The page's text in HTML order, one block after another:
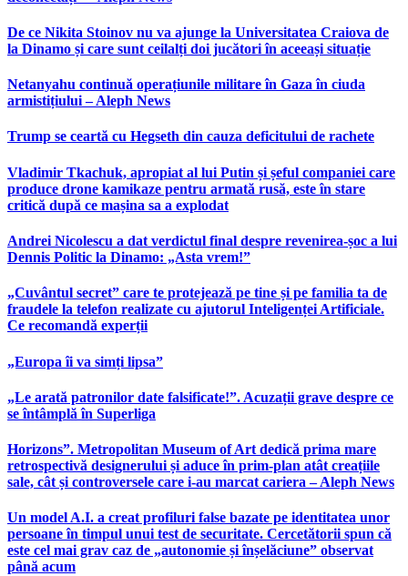
De ce Nikita Stoinov nu va ajunge la Universitatea Craiova de
la Dinamo și care sunt ceilalți doi jucători în aceeași situație
Netanyahu continuă operațiunile militare în Gaza în ciuda
armistițiului – Aleph News
Trump se ceartă cu Hegseth din cauza deficitului de rachete
Vladimir Tkachuk, apropiat al lui Putin și șeful companiei care
produce drone kamikaze pentru armată rusă, este în stare
critică după ce mașina sa a explodat
Andrei Nicolescu a dat verdictul final despre revenirea-șoc a lui
Dennis Politic la Dinamo: „Asta vrem!”
„Cuvântul secret” care te protejează pe tine și pe familia ta de
fraudele la telefon realizate cu ajutorul Inteligenței Artificiale.
Ce recomandă experții
„Europa îi va simți lipsa”
„Le arată patronilor date falsificate!”. Acuzații grave despre ce
se întâmplă în Superliga
Horizons”. Metropolitan Museum of Art dedică prima mare
retrospectivă designerului și aduce în prim-plan atât creațiile
sale, cât și controversele care i-au marcat cariera – Aleph News
Un model A.I. a creat profiluri false bazate pe identitatea unor
persoane în timpul unui test de securitate. Cercetătorii spun că
este cel mai grav caz de „autonomie și înșelăciune” observat
până acum